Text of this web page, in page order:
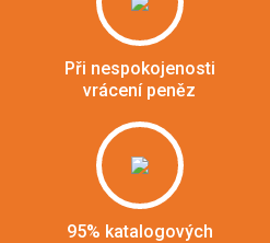
Při nespokojenosti
vrácení peněz
95% katalogových